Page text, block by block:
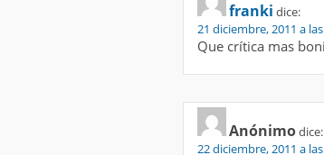
franki dice:
21 diciembre, 2011 a
Que crítica mas
Anónimodice:
22 diciembre, 2011 a